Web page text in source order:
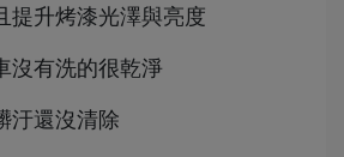
提升烤漆光澤與亮度
沒有洗的很乾淨
汙還沒清除